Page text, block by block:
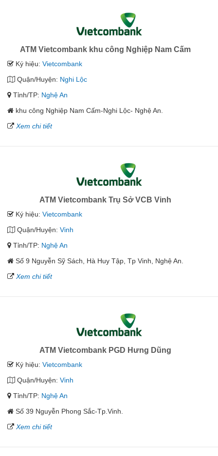
ATM Vietcombank khu công Nghiệp Nam Cấm
Ký hiệu: Vietcombank
Quận/Huyện: Nghi Lộc
Tỉnh/TP: Nghệ An
khu công Nghiệp Nam Cấm-Nghi Lộc- Nghệ An.
Xem chi tiết
ATM Vietcombank Trụ Sở VCB Vinh
Ký hiệu: Vietcombank
Quận/Huyện: Vinh
Tỉnh/TP: Nghệ An
Số 9 Nguyễn Sỹ Sách, Hà Huy Tập, Tp Vinh, Nghệ An.
Xem chi tiết
ATM Vietcombank PGD Hưng Dũng
Ký hiệu: Vietcombank
Quận/Huyện: Vinh
Tỉnh/TP: Nghệ An
Số 39 Nguyễn Phong Sắc-Tp.Vinh.
Xem chi tiết